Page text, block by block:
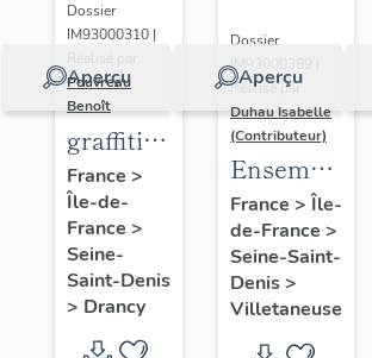
Aperçu
Dossier
IM93000310 |
Pouvreau
Benoît
graffiti
sur murs
et
charpentes
des
"caves-
prisons
France >
Île-de-
France >
Seine-
Saint-Denis
> Drancy
Aperçu
Dossier
IM93000389 |
Réalisé par
Duhau Isabelle
(Contributeur)
Ensemble
de deux
décors
France > Île-
de-France >
Seine-Saint-
Denis>
Villetaneuse